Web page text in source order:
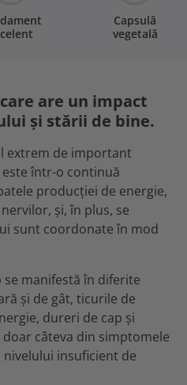
Capsulă
vegetală
are un impact
și stării de bine.
extrem de important
într-o continuă
producției de energie,
și, în plus, se
sunt coordonate în mod
se manifestă în diferite
și de gât, ticurile de
dureri de cap și
câteva din simptomele
insuficient de